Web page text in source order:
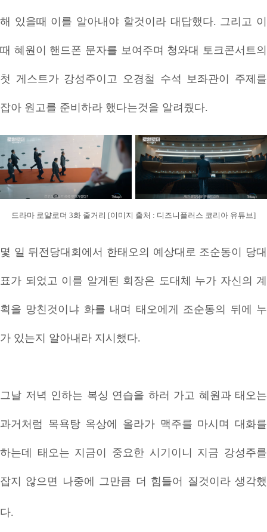
해 있을때 이를 알아내야 할것이라 대답했다. 그리고 이
때 혜원이 핸드폰 문자를 보여주며 청와대 토크콘서트의
첫 게스트가 강성주이고 오경철 수석 보좌관이 주제를
잡아 원고를 준비하라 했다는것을 알려줬다.
드라마 로얄로더 3화 줄거리 [이미지 출처 : 디즈니플러스 코리아 유튜브]
몇 일 뒤전당대회에서 한태오의 예상대로 조순동이 당대
표가 되었고 이를 알게된 회장은 도대체 누가 자신의 계
획을 망친것이냐 화를 내며 태오에게 조순동의 뒤에 누
가 있는지 알아내라 지시했다.
그날 저녁 인하는 복싱 연습을 하러 가고 혜원과 태오는
과거처럼 목욕탕 옥상에 올라가 맥주를 마시며 대화를
하는데 태오는 지금이 중요한 시기이니 지금 강성주를
잡지 않으면 나중에 그만큼 더 힘들어 질것이라 생각했
다.